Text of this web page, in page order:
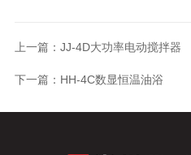
上一篇： JJ-4D大功率电动搅拌器
下一篇： HH-4C数显恒温油浴